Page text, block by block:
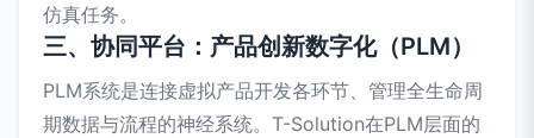
仿真任务。
三、协同平台：产品创新数字化（PLM）
PLM系统是连接虚拟产品开发各环节、管理全生命周
期数据与流程的神经系统。T-Solution在PLM层面的